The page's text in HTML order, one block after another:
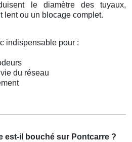
le diamètre des tuyaux,
lent ou un blocage complet.
indispensable pour :
du réseau
est-il bouché sur Pontcarre ?